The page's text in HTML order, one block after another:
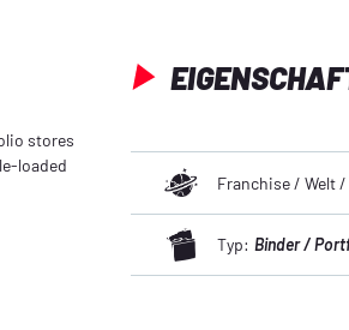
stores
loaded
Franchise / Welt
Typ: Binder /